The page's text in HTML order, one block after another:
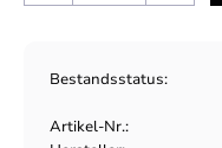
Bestandsstatus
Artikel-Nr.